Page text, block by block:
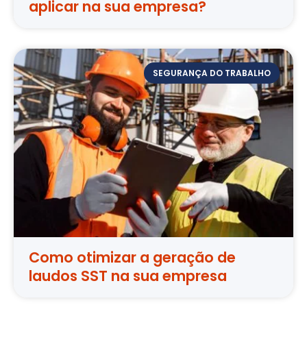
aplicar na sua empresa?
SEGURANÇA DO TRABALHO
Como otimizar a geração de
laudos SST na sua empresa